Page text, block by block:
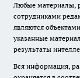
Любые материалы,
сотрудниками
являются
указанные
результаты
Вся информация,